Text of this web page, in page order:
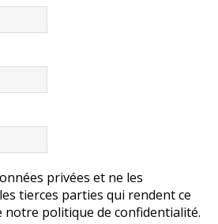
privées et ne les
tierces parties qui rendent ce
notre politique de confidentialité.